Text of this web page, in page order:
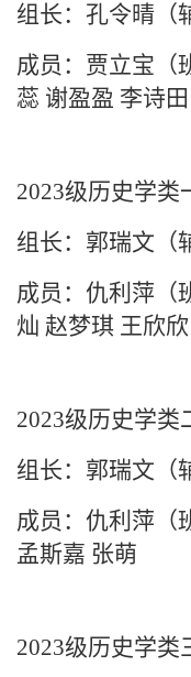
组长：孔令晴（
成员：贾立宝（
蕊 谢盈盈 李诗田
2023级历史学类
组长：郭瑞文（
成员：仇利萍（
灿 赵梦琪 王欣欣
2023级历史学类
组长：郭瑞文（
成员：仇利萍（
孟斯嘉 张萌
2023级历史学类